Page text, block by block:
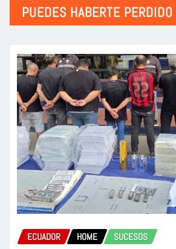
PUEDES HABERTE PERDIDO
ECUADOR HOME SUCESOS